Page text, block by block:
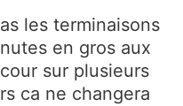
les terminaisons
en gros aux
sur plusieurs
ca ne changera